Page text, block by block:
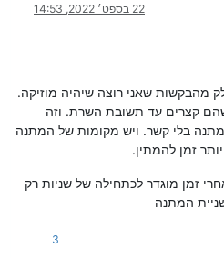
22 בספט׳ 2022, 14:53
מהבקשות שאני רוצה שיהיה מוזיקה.
קצרים עד תשובת השרת. וזה
בהמתנה בלי קשר. ויש מקומות של המתנה
זמן להמתין.
זמן מוגדר לכתחילה של שניות רק
המתנה
3